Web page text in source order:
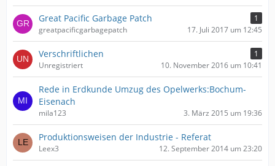
Great Pacific Garbage Patch
1
greatpacificgarbagepatch
17. Juli 2017 um 12:45
Verschriftlichen
1
Unregistriert
10. November 2016 um 10:41
Rede in Erdkunde Umzug des Opelwerks:Bochum-
Eisenach
mila123 3. März 2015 um 19:36
Produktionsweisen der Industrie - Referat
Leex3 12. September 2014 um 23:20